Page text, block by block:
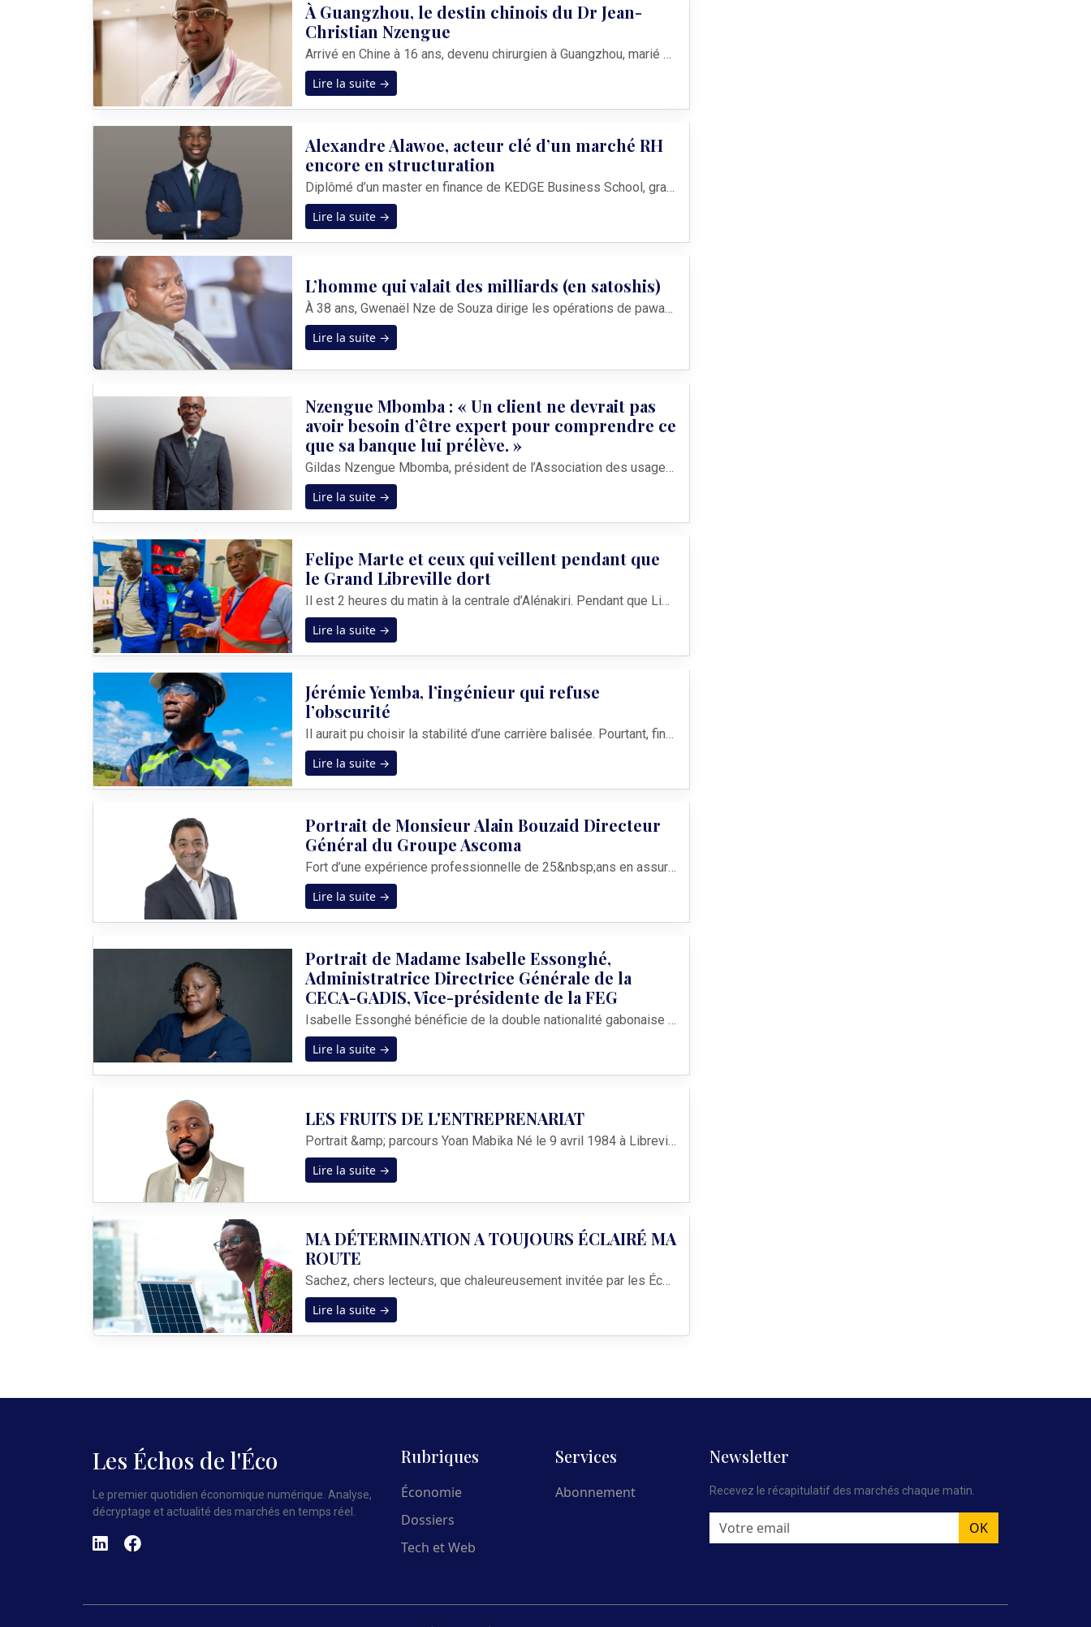
À Guangzhou, le destin chinois du Dr Jean-
Christian Nzengue
Arrivé en Chine à 16 ans, devenu chirurgien à Guangzhou, marié et père de famille : à 52 ans, ce Gabonais incarne une génération africaine discrète, hautement qualifiée et profondément intégrée dans la société chinoise contemporaine. À Guangzhou, dans le sud de la Chine, rares sont les habitants du district de Panyu qui s’e...
Lire la suite →
Alexandre Alawoe, acteur clé d’un marché RH
encore en structuration
Diplômé d’un master en finance de KEDGE Business School, grande école de commerce implantée à Marseille et Bordeaux, Alexandre Alawoe suit un parcours académique classique, ancré dans la rigueur de la finance d’entreprise et du management. Mais à l’heure des choix, il tourne le dos aux trajectoires tracées des places financières européennes. Sa ...
Lire la suite →
L’homme qui valait des milliards (en satoshis)
À 38 ans, Gwenaël Nze de Souza dirige les opérations de pawaPay au Gabon et parie que le bitcoin sera une composante normale de l’épargne africaine d’ici dix ans. Portrait d’un ingénieur rentré de Londres avec une conviction : la technologie peut refaçonner le système financier du continent. Lycée Léon Mba, puis London South Bank University pour...
Lire la suite →
Nzengue Mbomba : « Un client ne devrait pas
avoir besoin d’être expert pour comprendre ce
que sa banque lui prélève. »
Gildas Nzengue Mbomba, président de l’Association des usagers des banques (AGUB), dresse un état des lieux sans concession des dysfonctionnements qui émaillent le quotidien des épargnants gabonais. Il appelle à davantage de transparence et de contrôle pour restaurer une confiance durable entre les établissements financiers et leur clientèle. &nb...
Lire la suite →
Felipe Marte et ceux qui veillent pendant que
le Grand Libreville dort
Il est 2 heures du matin à la centrale d’Alénakiri. Pendant que Libreville rêve, Felipe Marte surveille les écrans de contrôle, l’œil fixé sur ces courbes qui dansent au rythme des turbines. Une alarme ? Il sera debout. Une baisse de tension ? Il sera déjà en mouvement. Car dans l’ombre de la nuit, des vies dépendent de sa vigilance.&nbsp; &nbsp...
Lire la suite →
Jérémie Yemba, l’ingénieur qui refuse
l’obscurité
Il aurait pu choisir la stabilité d’une carrière balisée. Pourtant, fin 2020, Jérémie Yemba démissionne. Après trois mois de réflexion et de doutes, cet ingénieur en maintenance industrielle formé à l’École Polytechnique d’Agadir comprend que son avenir ne s’écrira pas dans l’ombre d’une entreprise, mais dans la lumière qu’il installera lui-même...
Lire la suite →
Portrait de Monsieur Alain Bouzaid Directeur
Général du Groupe Ascoma
Fort d’une expérience professionnelle de 25&nbsp;ans en assurance et en réassurance en France et au Moyen-Orient, Alain Bouzaid rejoint le groupe Chedid Capital en 2013 pour restructurer et développer l’activité. En 2020, il est nommé directeur général de City Brokers, filiale du Groupe et premier courtier de l’Île Maurice. En 2021, il est nommé...
Lire la suite →
Portrait de Madame Isabelle Essonghé,
Administratrice Directrice Générale de la
CECA-GADIS, Vice-présidente de la FEG
Isabelle Essonghé bénéficie de la double nationalité gabonaise et française, elle a deux enfants.&nbsp; Après son baccalauréat option A2 (anglais, espagnol et allemand) obtenu en 1987 à l’institution Immaculée conception de Libreville, elle suit un parcours académique en France à l’Ifo-Cop et obtient une maîtrise de langues étrangère avant d’int...
Lire la suite →
LES FRUITS DE L'ENTREPRENARIAT
Portrait &amp; parcours Yoan Mabika Né le 9 avril 1984 à Libreville, Yoan Mabika est gabonais. Il est marié et père de 5 enfants. En 2004, il décroche son baccalauréat scientifique au lycée Eugène Marcel Amogho de Franceville puis part à l’étranger poursuivre ses études. En 2008, il obtient une licence en réseaux informatiques à la Strayer Univ...
Lire la suite →
MA DÉTERMINATION A TOUJOURS ÉCLAIRÉ MA
ROUTE
Sachez, chers lecteurs, que chaleureusement invitée par les Échos de l’Éco à&nbsp;« prendre&nbsp;la plume », j’en suis plus qu’honorée. Relater mon parcours et ma vision aux côtés de femmes battantes et passionnantes comme celles qui témoignent dans ce numéro spécial d’avril 2023 me flatte. N’en déplaise à la gent masculine, je crois fermement q...
Lire la suite →
Les Échos de l'Éco
Le premier quotidien économique numérique. Analyse,
décryptage et actualité des marchés en temps réel.
Rubriques
Économie
Dossiers
Tech et Web
Services
Abonnement
Newsletter
Recevez le récapitulatif des marchés chaque matin.
OK